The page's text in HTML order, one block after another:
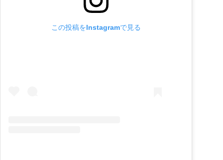
この投稿をInstagramで見る